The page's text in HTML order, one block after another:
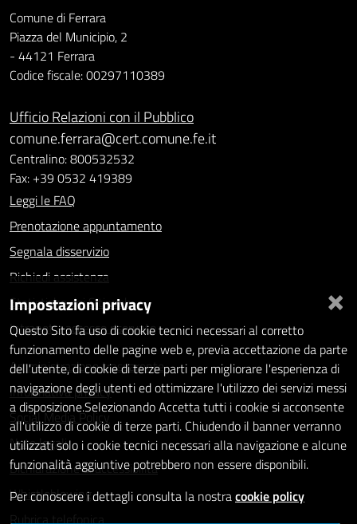
Comune di Ferrara
Piazza del Municipio, 2
- 44121 Ferrara
Codice fiscale: 00297110389
Ufficio Relazioni con il Pubblico
comune.ferrara@cert.comune.fe.it
Centralino: 800532532
Fax: +39 0532 419389
Leggi le FAQ
Prenotazione appuntamento
Segnala disservizio
Richiedi assistenza
Statistiche dei Siti web
Intranet - accesso riservato
Amministrazione trasparente
Informativa privacy
Social Media Policy
Note legali
Dichiarazione di accessibilità
Whistleblowing
Rubrica telefonica
×
Impostazioni privacy
Questo Sito fa uso di cookie tecnici necessari al corretto
funzionamento delle pagine web e, previa accettazione da parte
dell'utente, di cookie di terze parti per migliorare l'esperienza di
navigazione degli utenti ed ottimizzare l'utilizzo dei servizi messi
a disposizione.Selezionando Accetta tutti i cookie si acconsente
all'utilizzo di cookie di terze parti. Chiudendo il banner verranno
utilizzati solo i cookie tecnici necessari alla navigazione e alcune
funzionalità aggiuntive potrebbero non essere disponibili.
Per conoscere i dettagli consulta la nostracookie policy